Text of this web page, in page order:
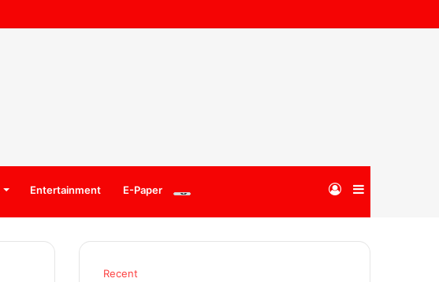
Entertainment E-Paper Log
Recent